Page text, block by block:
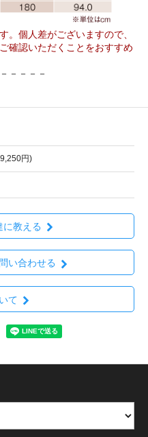
。個人差がございますので、
確認いただくことをおすすめ
－－－－
円)
に教える
い合わせる
て